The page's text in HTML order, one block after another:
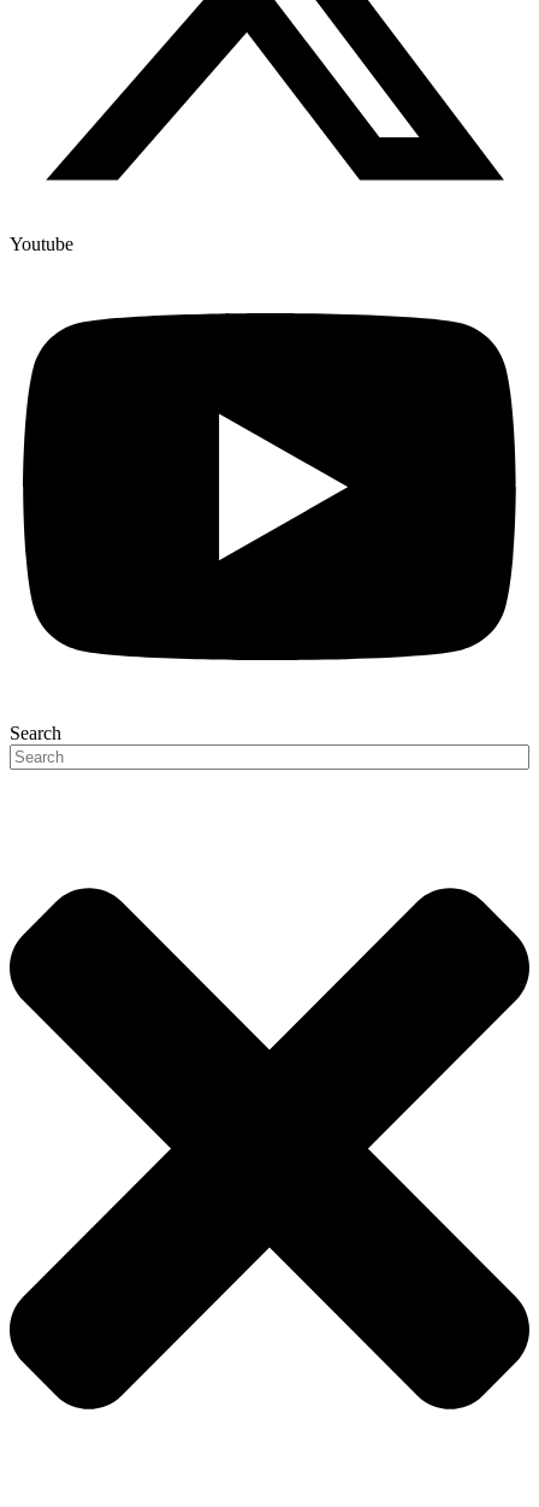
Youtube
Search